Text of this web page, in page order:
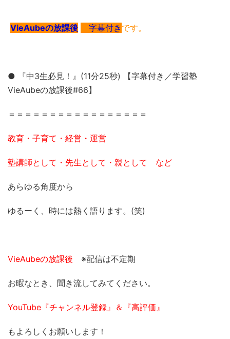
VieAubeの放課後 字幕付き です。
● 『中3生必見！』(11分25秒) 【字幕付き／学習塾
VieAubeの放課後#66】
＝＝＝＝＝＝＝＝＝＝＝＝＝＝＝＝＝
教育・子育て・経営・運営
塾講師として・先生として・親として など
あらゆる角度から
ゆるーく、時には熱く語ります。(笑)
VieAubeの放課後 ※配信は不定期
お暇なとき、聞き流してみてください。
YouTube『チャンネル登録』＆『高評価』
もよろしくお願いします！